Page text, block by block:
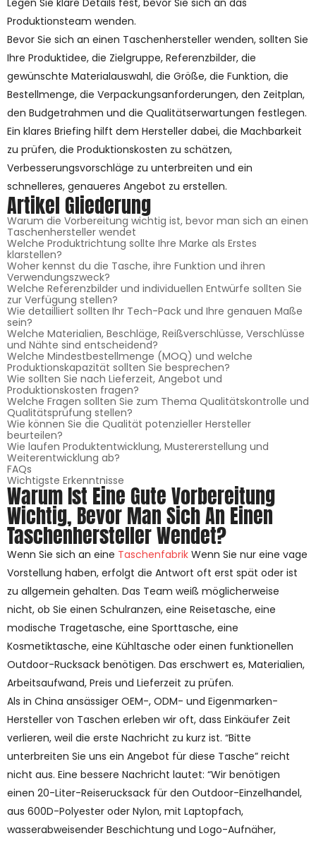
Legen Sie klare Details fest, bevor Sie sich an das
Produktionsteam wenden.
Bevor Sie sich an einen Taschenhersteller wenden, sollten Sie
Ihre Produktidee, die Zielgruppe, Referenzbilder, die
gewünschte Materialauswahl, die Größe, die Funktion, die
Bestellmenge, die Verpackungsanforderungen, den Zeitplan,
den Budgetrahmen und die Qualitätserwartungen festlegen.
Ein klares Briefing hilft dem Hersteller dabei, die Machbarkeit
zu prüfen, die Produktionskosten zu schätzen,
Verbesserungsvorschläge zu unterbreiten und ein
schnelleres, genaueres Angebot zu erstellen.
Artikel Gliederung
Warum die Vorbereitung wichtig ist, bevor man sich an einen
Taschenhersteller wendet
Welche Produktrichtung sollte Ihre Marke als Erstes
klarstellen?
Woher kennst du die Tasche, ihre Funktion und ihren
Verwendungszweck?
Welche Referenzbilder und individuellen Entwürfe sollten Sie
zur Verfügung stellen?
Wie detailliert sollten Ihr Tech-Pack und Ihre genauen Maße
sein?
Welche Materialien, Beschläge, Reißverschlüsse, Verschlüsse
und Nähte sind entscheidend?
Welche Mindestbestellmenge (MOQ) und welche
Produktionskapazität sollten Sie besprechen?
Wie sollten Sie nach Lieferzeit, Angebot und
Produktionskosten fragen?
Welche Fragen sollten Sie zum Thema Qualitätskontrolle und
Qualitätsprüfung stellen?
Wie können Sie die Qualität potenzieller Hersteller
beurteilen?
Wie laufen Produktentwicklung, Mustererstellung und
Weiterentwicklung ab?
FAQs
Wichtigste Erkenntnisse
Warum Ist Eine Gute Vorbereitung
Wichtig, Bevor Man Sich An Einen
Taschenhersteller Wendet?
Wenn Sie sich an eine Taschenfabrik Wenn Sie nur eine vage
Vorstellung haben, erfolgt die Antwort oft erst spät oder ist
zu allgemein gehalten. Das Team weiß möglicherweise
nicht, ob Sie einen Schulranzen, eine Reisetasche, eine
modische Tragetasche, eine Sporttasche, eine
Kosmetiktasche, eine Kühltasche oder einen funktionellen
Outdoor-Rucksack benötigen. Das erschwert es, Materialien,
Arbeitsaufwand, Preis und Lieferzeit zu prüfen.
Als in China ansässiger OEM-, ODM- und Eigenmarken-
Hersteller von Taschen erleben wir oft, dass Einkäufer Zeit
verlieren, weil die erste Nachricht zu kurz ist. “Bitte
unterbreiten Sie uns ein Angebot für diese Tasche” reicht
nicht aus. Eine bessere Nachricht lautet: “Wir benötigen
einen 20-Liter-Reiserucksack für den Outdoor-Einzelhandel,
aus 600D-Polyester oder Nylon, mit Laptopfach,
wasserabweisender Beschichtung und Logo-Aufnäher,